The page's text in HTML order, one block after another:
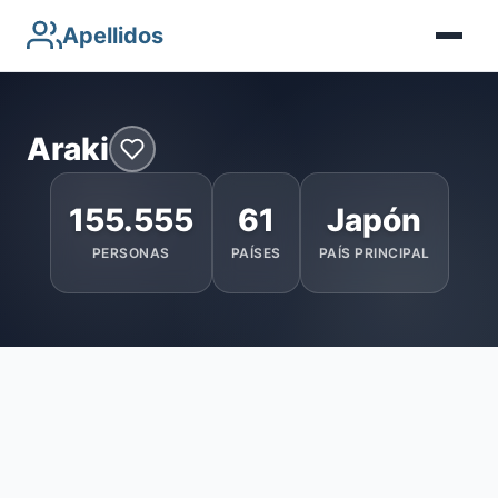
Apellidos
Araki
155.555
PERSONAS
61
PAÍSES
Japón
PAÍS PRINCIPAL